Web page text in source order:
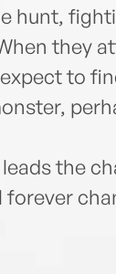
hunt,
they
to
the